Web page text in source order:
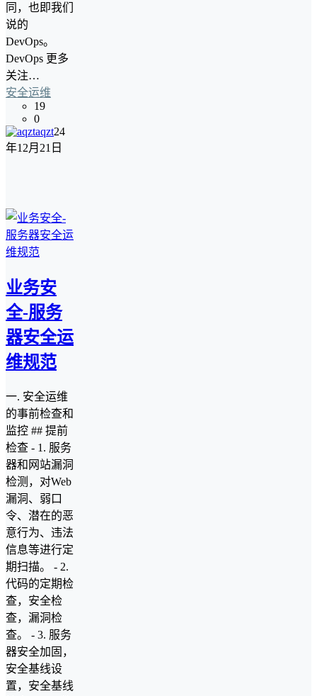
同，也即我们
说的
DevOps。
DevOps 更多
关注…
安全运维
19
0
aqzt24
年12月21日
业务安
全-服务
器安全运
维规范
一. 安全运维
的事前检查和
监控 ## 提前
检查 - 1. 服务
器和网站漏洞
检测，对Web
漏洞、弱口
令、潜在的恶
意行为、违法
信息等进行定
期扫描。 - 2.
代码的定期检
查，安全检
查，漏洞检
查。 - 3. 服务
器安全加固，
安全基线设
置，安全基线